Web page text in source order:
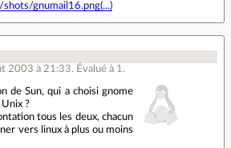
gnumail16.png(...)
2003 à 21:33. Évalué à 1 .
de Sun, qui a choisi gnome
?
tous les deux, chacun
vers linux à plus ou moins